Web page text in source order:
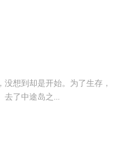
想到却是开始。为了生存，
去了中途岛之...